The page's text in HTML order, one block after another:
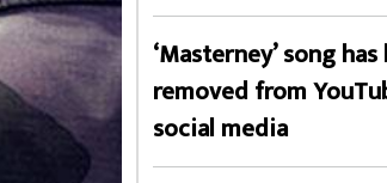
‘Masterney’ song
removed from
social media